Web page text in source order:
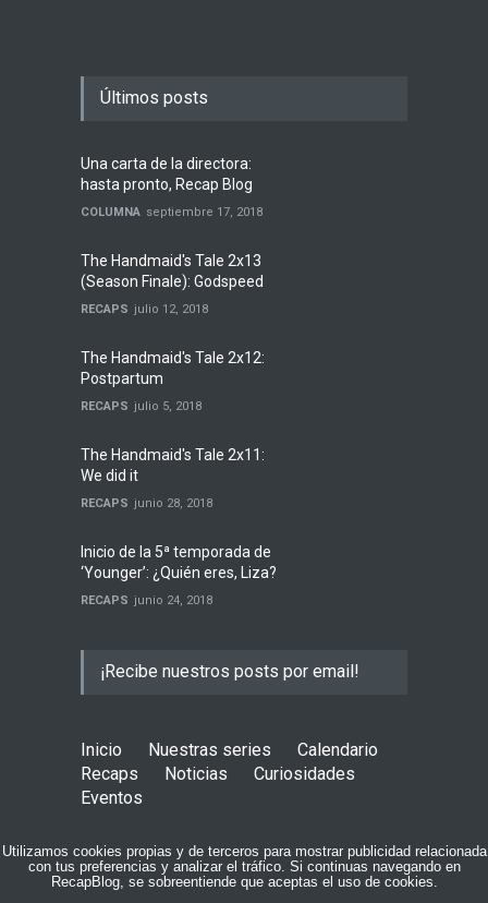
Últimos posts
Una carta de la directora:
hasta pronto, Recap Blog
COLUMNA septiembre 17, 2018
The Handmaid's Tale 2x13
(Season Finale): Godspeed
RECAPS julio 12, 2018
The Handmaid's Tale 2x12:
Postpartum
RECAPS julio 5, 2018
The Handmaid's Tale 2x11:
We did it
RECAPS junio 28, 2018
Inicio de la 5ª temporada de
‘Younger’: ¿Quién eres, Liza?
RECAPS junio 24, 2018
¡Recibe nuestros posts por email!
Inicio Nuestras series
Calendario
Recaps
Noticias
Curiosidades
Eventos
COPYRIGHT © 2015 RECAPBLOG
Utilizamos cookies propias y de terceros para mostrar publicidad relacionada
con tus preferencias y analizar el tráfico. Si continuas navegando en
RecapBlog, se sobreentiende que aceptas el uso de cookies.